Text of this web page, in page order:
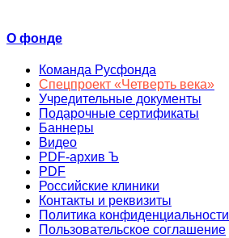
О фонде
Команда Русфонда
Спецпроект «Четверть века»
Учредительные документы
Подарочные сертификаты
Баннеры
Видео
PDF-архив Ъ
PDF
Российские клиники
Контакты и реквизиты
Политика конфиденциальности
Пользовательское соглашение